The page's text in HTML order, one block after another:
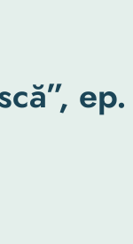
ep.